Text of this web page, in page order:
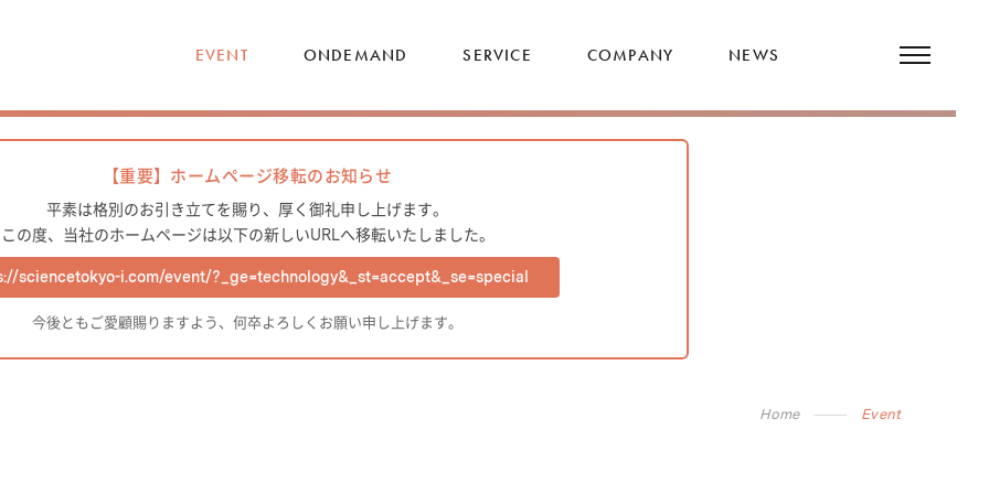
EVENT ONDEMAND SERVICE COMPANY NEWS
【重要】ホームページ移転のお知らせ
平素は格別のお引き立てを賜り、厚く御礼申し上げます。
この度、当社のホームページは以下の新しいURLへ移転いたしました。
sciencetokyo-i.com/event/?_ge=technology&_st=accept&_se=special
今後ともご愛顧賜りますよう、何卒よろしくお願い申し上げます。
Home Event